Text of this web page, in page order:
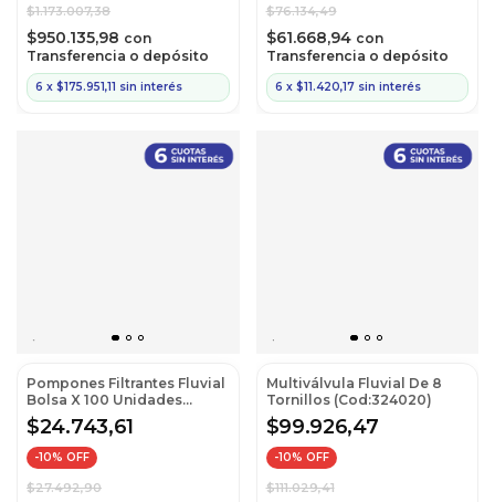
$1.173.007,38
$950.135,98 con
Transferencia o depósito
6 x $175.951,11 sin interés
$76.134,49
$61.668,94 con
Transferencia o depósito
6 x $11.420,17 sin interés
Pompones Filtrantes Fluvial
Bolsa X 100 Unidades
(Cod:500100)
$24.743,61
-10% OFF
$27.492,90
Multiválvula Fluvial De 8
Tornillos (Cod:324020)
$99.926,47
-10% OFF
$111.029,41